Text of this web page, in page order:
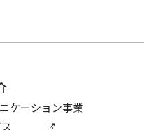
ケーション事業